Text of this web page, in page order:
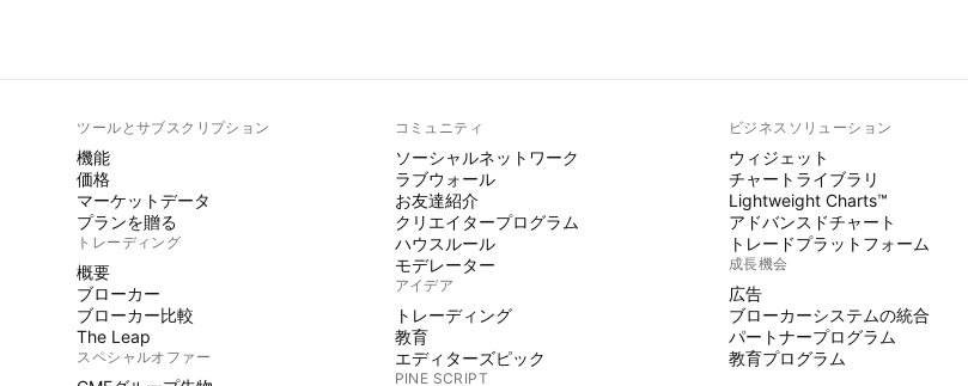
ツールとサブスクリプション
機能
価格
マーケットデータ
プランを贈る
トレーディング
概要
ブローカー
ブローカー比較
The Leap
スペシャルオファー
コミュニティ
ソーシャルネットワーク
ラブウォール
お友達紹介
クリエイタープログラム
ハウスルール
モデレーター
アイデア
トレーディング
教育
エディターズピック
PINE SCRIPT
ビジネスソリューション
ウィジェット
チャートライブラリ
Lightweight Charts™
アドバンスドチャート
トレードプラットフォーム
成長機会
広告
ブローカーシステムの統合
パートナープログラム
教育プログラム